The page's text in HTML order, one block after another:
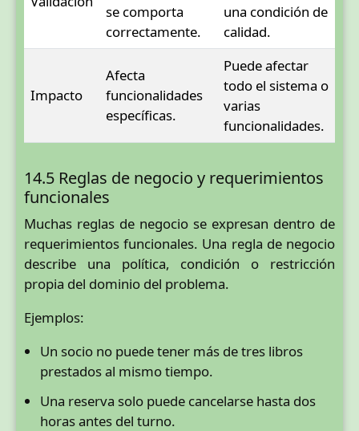
se comporta
correctamente.
una condición de
calidad.
Impacto
Afecta
funcionalidades
específicas.
Puede afectar
todo el sistema o
varias
funcionalidades.
14.5 Reglas de negocio y requerimientos
funcionales
Muchas reglas de negocio se expresan dentro de
requerimientos funcionales. Una regla de negocio
describe una política, condición o restricción
propia del dominio del problema.
Ejemplos:
Un socio no puede tener más de tres libros
prestados al mismo tiempo.
Una reserva solo puede cancelarse hasta dos
horas antes del turno.